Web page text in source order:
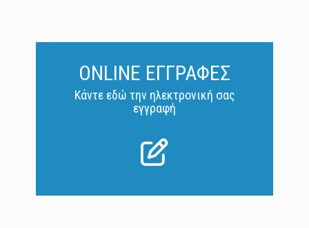
ONLINE ΕΓΓΡΑΦΕΣ
Κάντε εδώ την ηλεκτρονική σας
εγγραφή